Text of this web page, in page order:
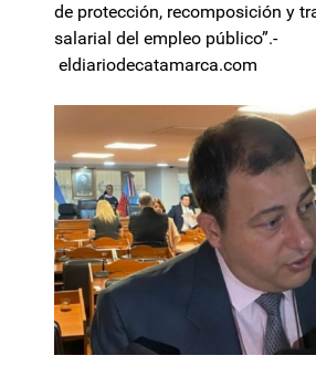
de protección, recomposición y
salarial del empleo público”.-
eldiariodecatamarca.com